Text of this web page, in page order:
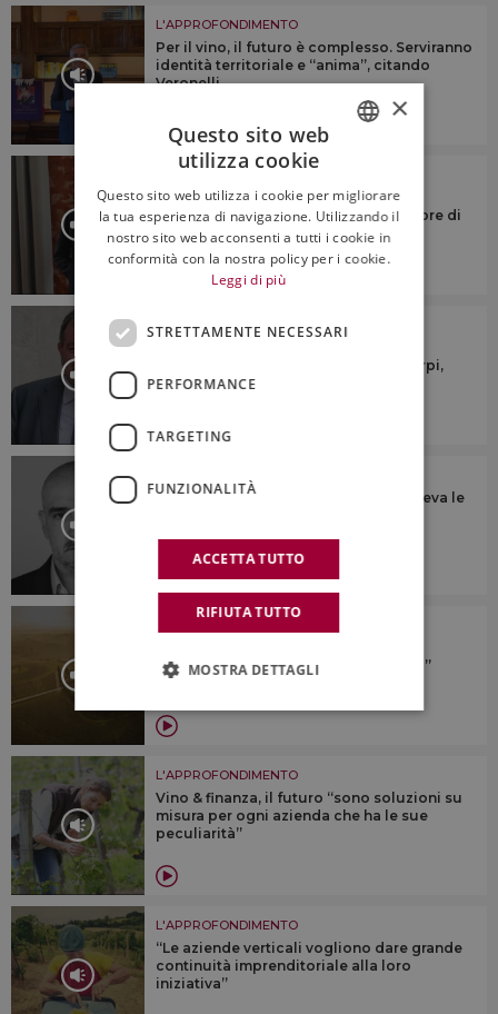
L'APPROFONDIMENTO
Per il vino, il futuro è complesso. Serviranno
identità territoriale e “anima”, citando
Veronelli
“Dovremmo cercare di riunire le
denominazioni sotto un numero minore di
consorzi di tutela”
L'APPROFONDIMENTO
generalizzazioni su taglio rese o estirpi,
ogni territorio è diverso”
“Ascoltava tutti, parlava a tutti, e vedeva le
certificazioni di sostenibilità: il “caso”
Avignonesi
L'APPROFONDIMENTO
Vino & finanza, il futuro “sono soluzioni su
misura per ogni azienda che ha le sue
peculiarità”
L'APPROFONDIMENTO
“Le aziende verticali vogliono dare grande
continuità imprenditoriale alla loro
iniziativa”
ENGLISH
×
Questo sito web
utilizza cookie
Questo sito web utilizza i cookie per migliorare
la tua esperienza di navigazione. Utilizzando il
nostro sito web acconsenti a tutti i cookie in
conformità con la nostra policy per i cookie.
Leggi di più
STRETTAMENTE NECESSARI
PERFORMANCE
TARGETING
FUNZIONALITÀ
ACCETTA TUTTO
RIFIUTA TUTTO
MOSTRA DETTAGLI